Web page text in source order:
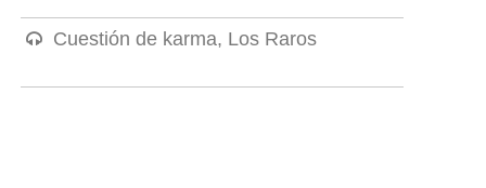
Cuestión de karma, Los Raros